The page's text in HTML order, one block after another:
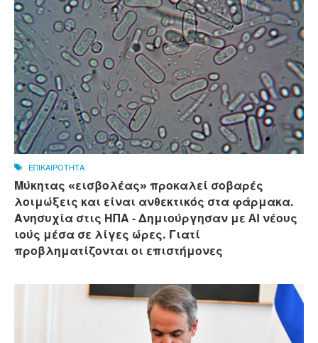
ΕΠΙΚΑΙΡΟΤΗΤΑ
Μύκητας «εισβολέας» προκαλεί σοβαρές
λοιμώξεις και είναι ανθεκτικός στα φάρμακα.
Ανησυχία στις ΗΠΑ - Δημιούργησαν με AI νέους
ιούς μέσα σε λίγες ώρες. Γιατί
προβληματίζονται οι επιστήμονες